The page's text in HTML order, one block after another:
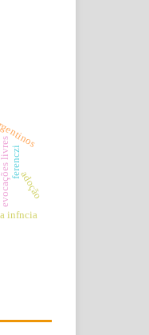
livres
infncia
ferenczi
adoção